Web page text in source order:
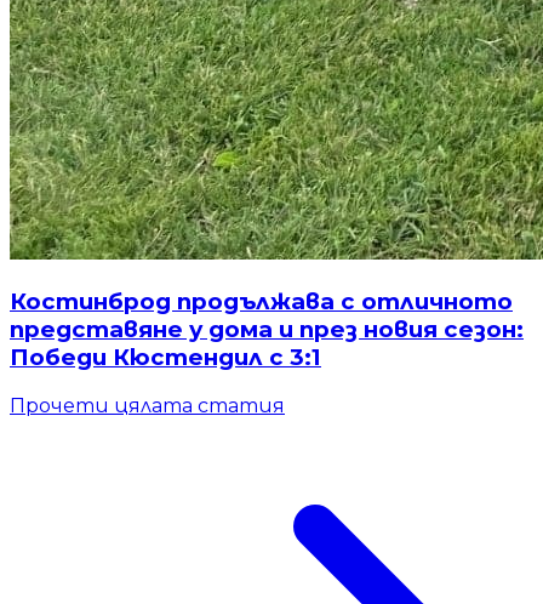
Костинброд продължава с отличното
представяне у дома и през новия сезон:
Победи Кюстендил с 3:1
Прочети цялата статия